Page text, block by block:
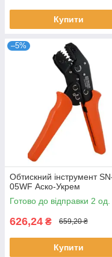
Купити
–5%
Обтискний інструмент
05WF Аско-Укрем
Готово до відправки 2 од.
626,24 ₴ 659,20 ₴
Купити